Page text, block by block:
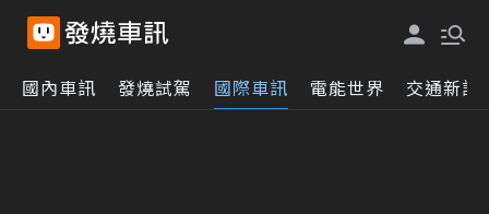
國內車訊 發燒試駕 國際車訊 電能世界 交通新訊